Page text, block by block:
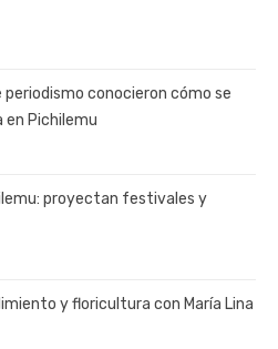
conocieron cómo se
Pichilemu
proyectan festivales y
y floricultura con María Lina